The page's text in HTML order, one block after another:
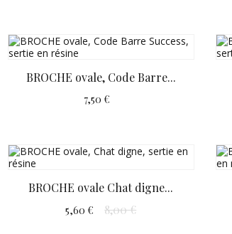
BROCHE ovale, Code Barre...
7,50 €
BROCHE ovale Chat digne...
5,60 € 8,00 €